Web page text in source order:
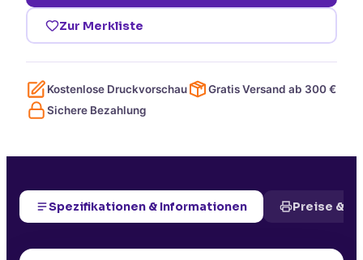
Zur Merkliste
Kostenlose Druckvorschau Gratis Versand ab 300€
Sichere Bezahlung
Spezifikationen & Informationen Preise &